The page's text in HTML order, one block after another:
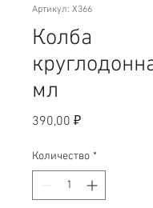
Артикул: X366
Колба
мл
390,00 ₽Цена
Количество *